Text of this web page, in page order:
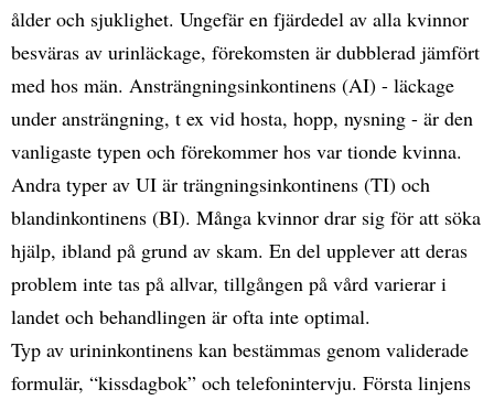
ålder och sjuklighet. Ungefär en fjärdedel av alla kvinnor
besväras av urinläckage, förekomsten är dubblerad jämfört
med hos män. Ansträngningsinkontinens (AI) - läckage
under ansträngning, t ex vid hosta, hopp, nysning - är den
vanligaste typen och förekommer hos var tionde kvinna.
Andra typer av UI är trängningsinkontinens (TI) och
blandinkontinens (BI). Många kvinnor drar sig för att söka
hjälp, ibland på grund av skam. En del upplever att deras
problem inte tas på allvar, tillgången på vård varierar i
landet och behandlingen är ofta inte optimal.
Typ av urininkontinens kan bestämmas genom validerade
formulär, “kissdagbok” och telefonintervju. Första linjens